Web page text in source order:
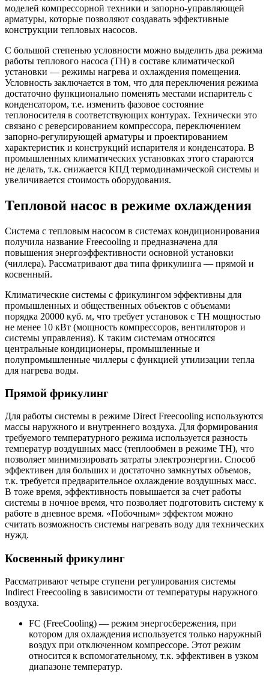
моделей компрессорной техники и запорно-управляющей
арматуры, которые позволяют создавать эффективные
конструкции тепловых насосов.
С большой степенью условности можно выделить два режима
работы теплового насоса (ТН) в составе климатической
установки — режимы нагрева и охлаждения помещения.
Условность заключается в том, что для переключения режима
достаточно функционально поменять местами испаритель с
конденсатором, т.е. изменить фазовое состояние
теплоносителя в соответствующих контурах. Технически это
связано с реверсированием компрессора, переключением
запорно-регулирующей арматуры и проектированием
характеристик и конструкций испарителя и конденсатора. В
промышленных климатических установках этого стараются
не делать, т.к. снижается КПД термодинамической системы и
увеличивается стоимость оборудования.
Тепловой насос в режиме охлаждения
Система с тепловым насосом в системах кондиционирования
получила название Freecooling и предназначена для
повышения энергоэффективности основной установки
(чиллера). Рассматривают два типа фрикулинга — прямой и
косвенный.
Климатические системы с фрикулингом эффективны для
промышленных и общественных объектов с объемами
порядка 20000 куб. м, что требует установок с ТН мощностью
не менее 10 кВт (мощность компрессоров, вентиляторов и
системы управления). К таким системам относятся
центральные кондиционеры, промышленные и
полупромышленные чиллеры с функцией утилизации тепла
для нагрева воды.
Прямой фрикулинг
Для работы системы в режиме Direct Freecooling используются
массы наружного и внутреннего воздуха. Для формирования
требуемого температурного режима используется разность
температур воздушных масс (теплообмен в режиме ТН), что
позволяет минимизировать затраты электроэнергии. Способ
эффективен для больших и достаточно замкнутых объемов,
т.к. требуется предварительное охлаждение воздушных масс.
В тоже время, эффективность повышается за счет работы
системы в ночное время, что позволяет подготовить систему к
работе в дневное время. «Побочным» эффектом можно
считать возможность системы нагревать воду для технических
нужд.
Косвенный фрикулинг
Рассматривают четыре ступени регулирования системы
Indirect Freecooling в зависимости от температуры наружного
воздуха.
FC (FreeCooling) — режим энергосбережения, при
котором для охлаждения используется только наружный
воздух при отключенном компрессоре. Этот режим
относится к вспомогательному, т.к. эффективен в узком
диапазоне температур.